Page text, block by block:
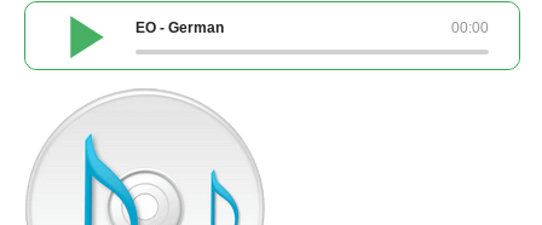
00:00
EO - German